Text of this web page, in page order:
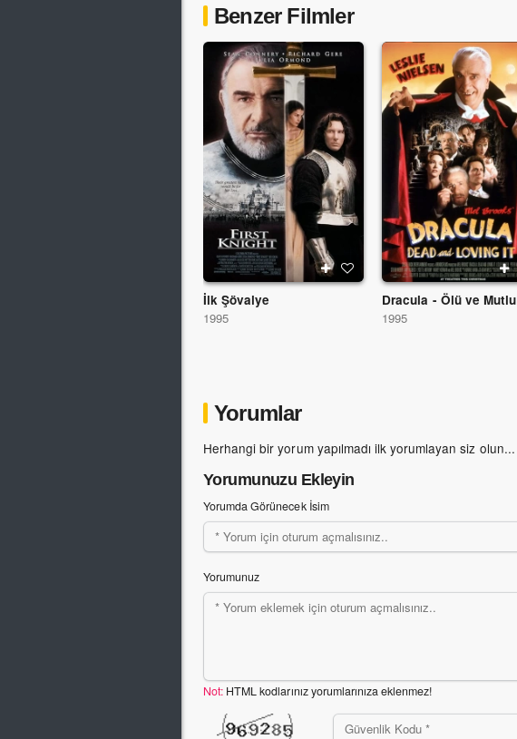
Benzer Filmler
İlk Şövalye
1995
Dracula - Ölü ve Mutlu
1995
Yorumlar
Herhangi bir yorum yapılmadı ilk yorumlayan siz olun...
Yorumunuzu Ekleyin
Yorumda Görünecek İsim
Yorumunuz
Not: HTML kodlarınız yorumlarınıza eklenmez!